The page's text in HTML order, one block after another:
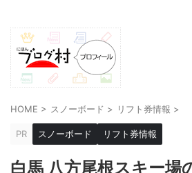
HOME > スノーボード > リフト券情報 >
PR スノーボード リフト券情報
白馬 八方尾根スキー場